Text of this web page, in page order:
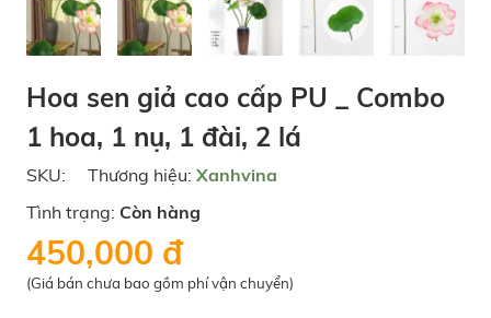
Hoa sen giả cao cấp PU _ Combo
1 hoa, 1 nụ, 1 đài, 2 lá
SKU: Thương hiệu: Xanhvina
Tình trạng: Còn hàng
450,000 đ
(Giá bán chưa bao gồm phí vận chuyển)